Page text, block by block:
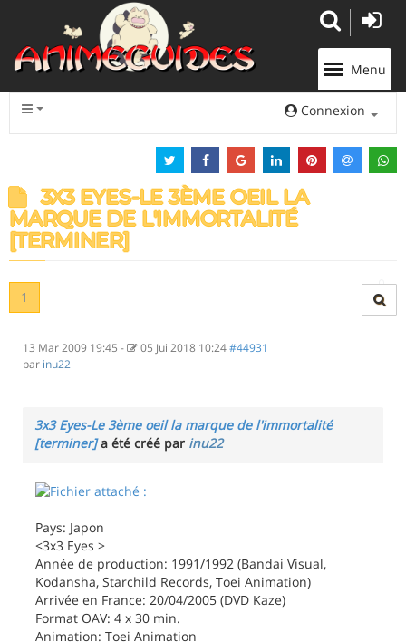
Menu
Connexion
3X3 EYES-LE 3ÈME OEIL LA
MARQUE DE L'IMMORTALITÉ
[TERMINER]
1
13 Mar 2009 19:45 - 05 Jui 2018 10:24#44931
par inu22
3x3 Eyes-Le 3ème oeil la marque de l'immortalité
[terminer]a été créé par inu22
Pays: Japon
<3x3 Eyes >
Année de production: 1991/1992 (Bandai Visual,
Kodansha, Starchild Records, Toei Animation)
Arrivée en France: 20/04/2005 (DVD Kaze)
Format OAV: 4 x 30 min.
Animation: Toei Animation
Panneau de gestion des cookies